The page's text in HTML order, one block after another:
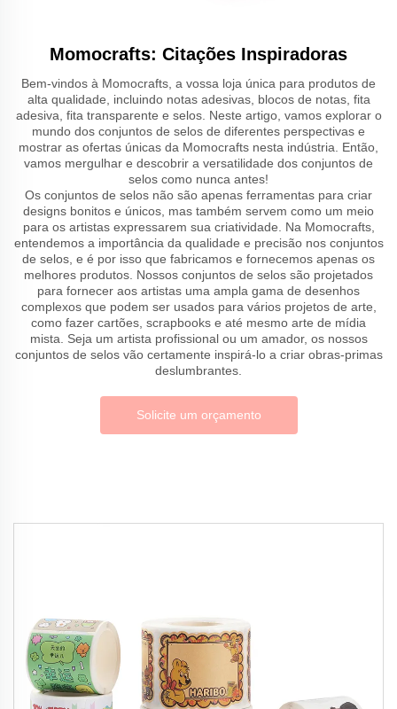
Momocrafts: Citações Inspiradoras
Bem-vindos à Momocrafts, a vossa loja única para produtos de
alta qualidade, incluindo notas adesivas, blocos de notas, fita
adesiva, fita transparente e selos. Neste artigo, vamos explorar o
mundo dos conjuntos de selos de diferentes perspectivas e
mostrar as ofertas únicas da Momocrafts nesta indústria. Então,
vamos mergulhar e descobrir a versatilidade dos conjuntos de
selos como nunca antes!
Os conjuntos de selos não são apenas ferramentas para criar
designs bonitos e únicos, mas também servem como um meio
para os artistas expressarem sua criatividade. Na Momocrafts,
entendemos a importância da qualidade e precisão nos conjuntos
de selos, e é por isso que fabricamos e fornecemos apenas os
melhores produtos. Nossos conjuntos de selos são projetados
para fornecer aos artistas uma ampla gama de desenhos
complexos que podem ser usados para vários projetos de arte,
como fazer cartões, scrapbooks e até mesmo arte de mídia
mista. Seja um artista profissional ou um amador, os nossos
conjuntos de selos vão certamente inspirá-lo a criar obras-primas
deslumbrantes.
Solicite um orçamento